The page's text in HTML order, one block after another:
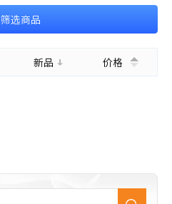
筛选商品
新品 价格